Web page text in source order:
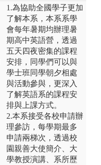
1.為協助全國學子更加
了解本系，本系系學
會每年暑期均辦理暑
期高中英語營，透過
五天四夜密集的課程
安排，同學們可以與
學士班同學朝夕相處
與活動參與，更深入
了解英語系的課程安
排與上課方式。
2.本系接受各校申請辦
理參訪，每學期最多
申請兩梯次，透過校
園親善大使簡介、大
學教授演講、系所歷